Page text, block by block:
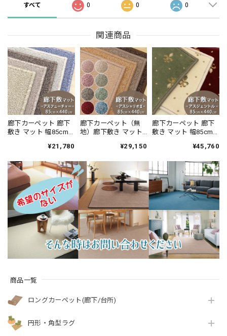
商品一覧
ロングカーペット(廊下/台所)
円形・角型ラグ
すべて 0 0 0
関連商品
廊下カーペット 廊下
敷き マット 幅85cm×
全の「SEK 抗ウイル
加工」雰囲気のある
杢調 無地 ループタイ
プ 全5色 防炎ラベル
付『アスフューチャ
ー/FUT』
¥21,780
廊下カーペット（無
地）廊下敷き マット
薄型タイプでドアに
高い耐久性と強力な
はっ水・はつ油性の
防汚ラグ 防炎ラベル
付『アスシャリオ
2/CRO』
¥29,150
廊下カーペット 廊下
敷き マット 幅85cm×
オリエントクラシッ
グレード感あるデザ
イン 高密度で耐久性
に優れたウィルトン
織カーペット 全3色
防炎ラベル付『アス
ジェントル/GNT』
¥45,760